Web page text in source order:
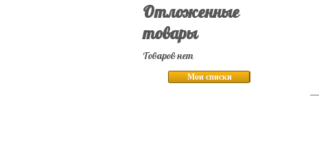
Отложенные
товары
Товаров нет
Мои списки